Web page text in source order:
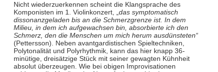
Nicht wiederzuerkennen scheint die Klangsprache des
Komponisten im 1. Violinkonzert, „ das symptomatisch
dissonanzgeladen bis an die Schmerzgrenze ist. In dem
Milieu, in dem ich aufgewachsen bin, absorbierte ich den
Schmerz, den die Menschen um mich herum ausdünsteten“
(Pettersson). Neben avantgardistischen Spieltechniken,
Polytonalität und Polyrhythmik, kann das hier knapp 36-
minütige, dreisätzige Stück mit seiner gewagten Kühnheit
absolut überzeugen. Wie bei obigen Improvisationen